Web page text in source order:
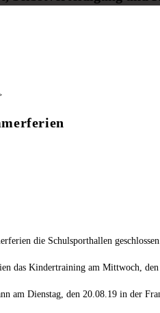
die Schulsporthallen geschlossen.
das Kindertraining am Mittwoch,
am Dienstag, den 20.08.19 in der